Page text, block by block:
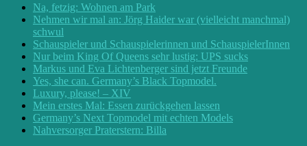
Na, fetzig: Wohnen am Park
Nehmen wir mal an: Jörg Haider war (vielleicht manchmal)
schwul
Schauspieler und Schauspielerinnen und SchauspielerInnen
Nur beim King Of Queens sehr lustig: UPS sucks
Markus und Eva Lichtenberger sind jetzt Freunde
Yes, she can. Germany’s Black Topmodel.
Luxury, please! – XIV
Mein erstes Mal: Essen zurückgehen lassen
Germany’s Next Topmodel mit echten Models
Nahversorger Praterstern: Billa